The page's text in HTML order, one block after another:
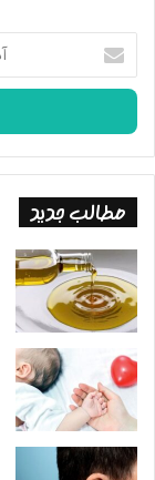
آدرس
ایمیل
خود
وارد
کنید
مطالب جدید